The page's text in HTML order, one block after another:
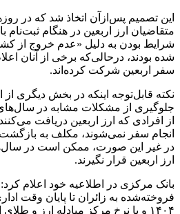
این تصمیم پس‌ازآن اتخاذ شد که در
متقاضیان ارز اربعین در هنگام ثبت‌نام
شرایط بودن به دلیل «عدم خروج از
شده بودند، درحالی‌که برخی از آنان
سفر اربعین شرکت کرده‌اند.
نکته قابل‌توجه اینکه در بخش دیگری از
جلوگیری از مشکلات مشابه در
از افرادی که ارز اربعین دریافت
انجام سفر نمی‌شوند، مکلف به بازگشت
در غیر این صورت، ممکن است در
ارز اربعین قرار نگیرند.
بانک مرکزی در اطلاعیه خود اعلام کرد: